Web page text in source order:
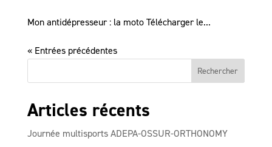
Mon antidépresseur : la moto Télécharger le...
« Entrées précédentes
Articles récents
Journée multisports ADEPA-OSSUR-ORTHONOMY